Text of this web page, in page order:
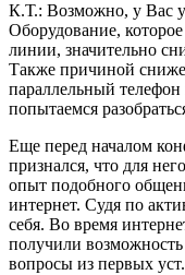
К.Т.: Возможно, у Вас
Оборудование,
линии, значительно
Также причиной
параллельный
попытаемся
Еще перед началом
признался, что для
опыт подобного
интернет. Судя по
себя. Во время
получили
вопросы из первых уст.